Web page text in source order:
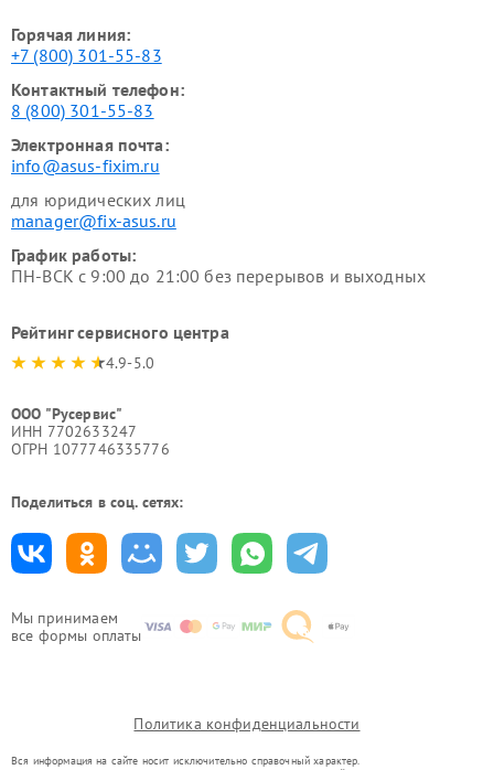
Мы принимаем
все формы оплаты
Горячая линия:
+7 (800) 301-55-83
Контактный телефон:
8 (800) 301-55-83
Электронная почта:
info@asus-fixim.ru
для юридических лиц
manager@fix-asus.ru
График работы:
ПН-ВСК с 9:00 до 21:00 без перерывов и выходных
Рейтинг сервисного центра
4.9-5.0
ООО "Русервис"
ИНН 7702633247
ОГРН 1077746335776
Поделиться в соц. сетях:
Политика конфиденциальности
Вся информация на сайте носит исключительно справочный характер.